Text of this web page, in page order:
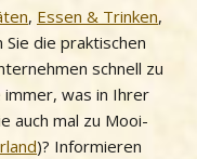
, Essen & Trinken,
Sie die praktischen
schnell zu
immer, was in Ihrer
auch mal zu Mooi-
)? Informieren